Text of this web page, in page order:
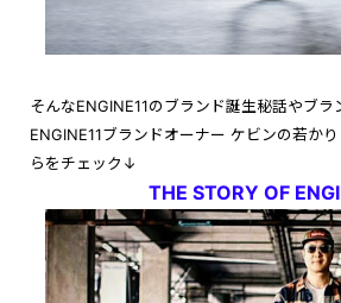
そんなENGINE11のブランド誕生秘話やブラ
ENGINE11ブランドオーナー ケビンの若か
らをチェック↓
THE STORY OF